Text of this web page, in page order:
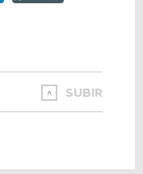
SUBIR